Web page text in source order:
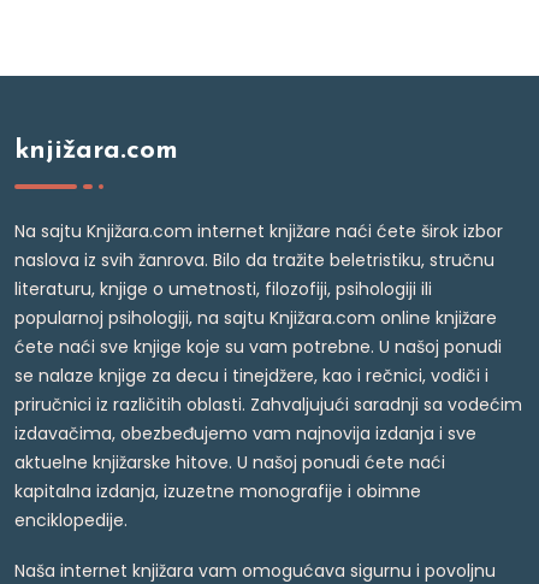
knjižara.com
Na sajtu Knjižara.com internet knjižare naći ćete širok izbor
naslova iz svih žanrova. Bilo da tražite beletristiku, stručnu
literaturu, knjige o umetnosti, filozofiji, psihologiji ili
popularnoj psihologiji, na sajtu Knjižara.com online knjižare
ćete naći sve knjige koje su vam potrebne. U našoj ponudi
se nalaze knjige za decu i tinejdžere, kao i rečnici, vodiči i
priručnici iz različitih oblasti. Zahvaljujući saradnji sa vodećim
izdavačima, obezbeđujemo vam najnovija izdanja i sve
aktuelne knjižarske hitove. U našoj ponudi ćete naći
kapitalna izdanja, izuzetne monografije i obimne
enciklopedije.
Naša internet knjižara vam omogućava sigurnu i povoljnu